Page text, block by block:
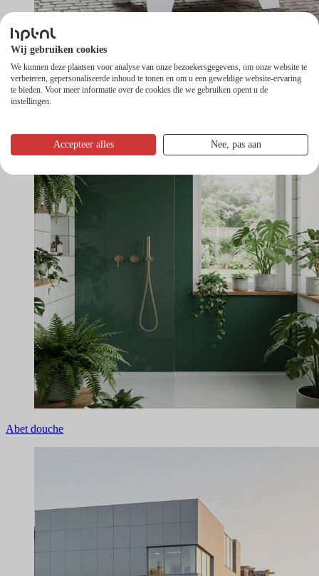
Abet reclamebord
Abet douche
Wij gebruiken cookies
We kunnen deze plaatsen voor analyse van onze bezoekersgegevens, om onze website te
verbeteren, gepersonaliseerde inhoud te tonen en om u een geweldige website-ervaring
te bieden. Voor meer informatie over de cookies die we gebruiken opent u de
instellingen.
Accepteer alles Nee, pas aan